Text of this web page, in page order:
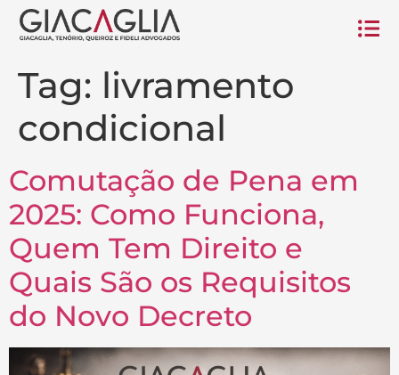
Tag: livramento
condicional
Comutação de Pena em
2025: Como Funciona,
Quem Tem Direito e
Quais São os Requisitos
do Novo Decreto